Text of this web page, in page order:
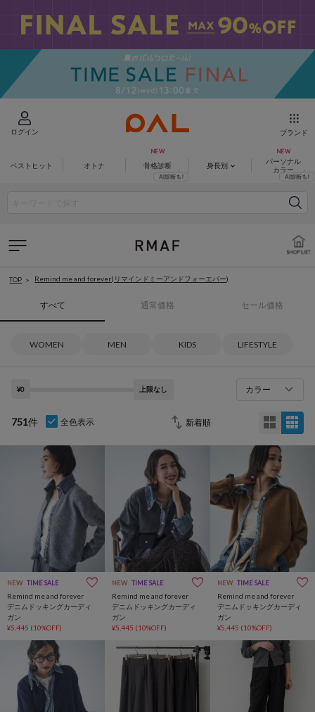
ログイン ブランド
ベストヒット オトナ 骨格診断 身長別
パーソナル
カラー
TOP Remind me and forever(リマインドミーアンドフォーエバー)
すべて 通常価格 セール価格
WOMEN MEN KIDS LIFESTYLE
¥0 上限なし カラー
751件 全色表示
NEW TIME SALE
Remind me and forever
デニムドッキングカーディ
ガン
¥5,445 (10%OFF)
NEW TIME SALE
Remind me and forever
デニムドッキングカーディ
ガン
¥5,445 (10%OFF)
NEW TIME SALE
Remind me and forever
デニムドッキングカーディ
ガン
¥5,445 (10%OFF)